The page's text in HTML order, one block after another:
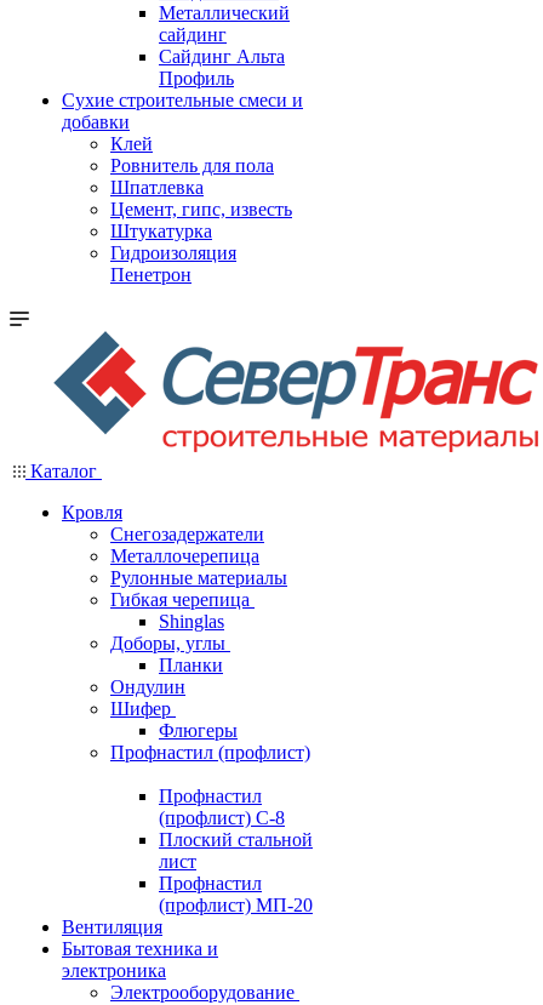
Металлический
сайдинг
Сайдинг Альта
Профиль
Сухие строительные смеси и
добавки
Клей
Ровнитель для пола
Шпатлевка
Цемент, гипс, известь
Штукатурка
Гидроизоляция
Пенетрон
Каталог
Кровля
Снегозадержатели
Металлочерепица
Рулонные материалы
Гибкая черепица
Shinglas
Доборы, углы
Планки
Ондулин
Шифер
Флюгеры
Профнастил (профлист)
Профнастил
(профлист) С-8
Плоский стальной
лист
Профнастил
(профлист) МП-20
Вентиляция
Бытовая техника и
электроника
Электрооборудование